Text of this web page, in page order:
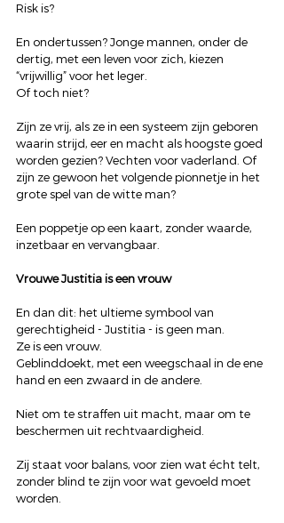
Risk is?
En ondertussen? Jonge mannen, onder de
dertig, met een leven voor zich, kiezen
“vrijwillig” voor het leger.
Of toch niet?
Zijn ze vrij, als ze in een systeem zijn geboren
waarin strijd, eer en macht als hoogste goed
worden gezien? Vechten voor vaderland. Of
zijn ze gewoon het volgende pionnetje in het
grote spel van de witte man?
Een poppetje op een kaart, zonder waarde,
inzetbaar en vervangbaar.
Vrouwe Justitia is een vrouw
En dan dit: het ultieme symbool van
gerechtigheid - Justitia - is geen man.
Ze is een vrouw.
Geblinddoekt, met een weegschaal in de ene
hand en een zwaard in de andere.
Niet om te straffen uit macht, maar om te
beschermen uit rechtvaardigheid.
Zij staat voor balans, voor zien wat écht telt,
zonder blind te zijn voor wat gevoeld moet
worden.